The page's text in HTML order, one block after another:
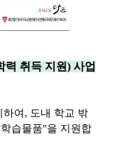
력 취득 지원) 사업
하여, 도내 학교 밖
습물품"을 지원합